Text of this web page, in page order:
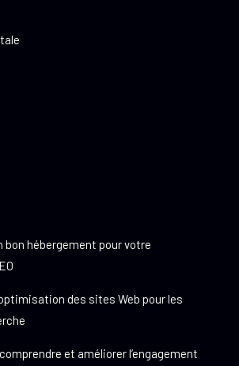
bon hébergement pour votre
des sites Web pour les
et améliorer l’engagement